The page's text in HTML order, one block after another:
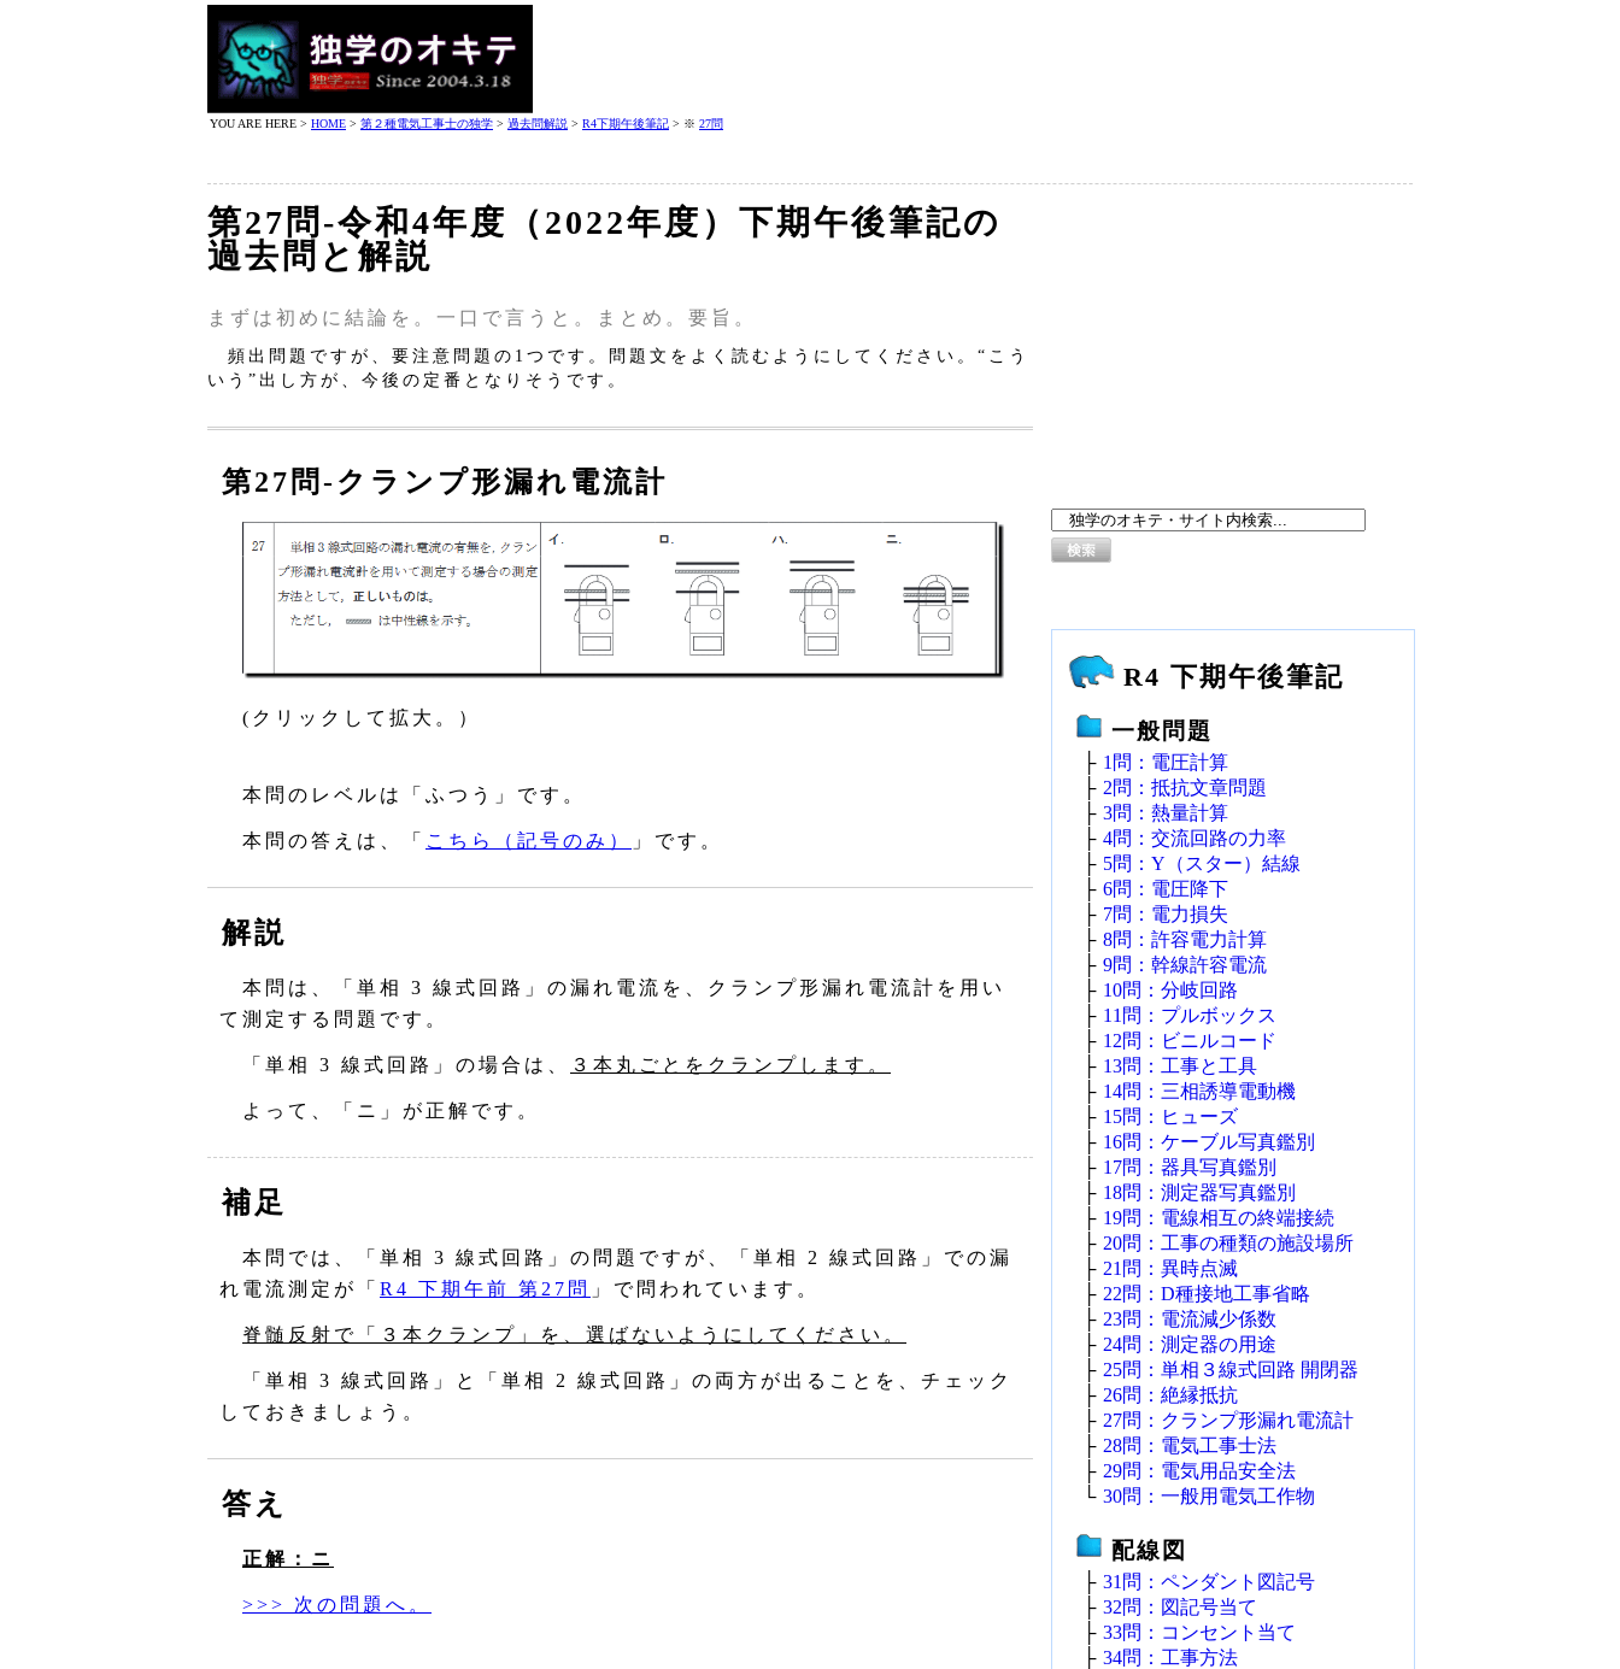
YOU ARE HERE > HOME > 第２種電気工事士の独学 > 過去問解説 > R4下期午後筆記 > ※ 27問
第27問‐令和4年度（2022年度）下期午後筆記の
過去問と解説
まずは初めに結論を。一口で言うと。まとめ。要旨。
頻出問題ですが、要注意問題の1つです。問題文をよく読むようにしてください。“こう
いう”出し方が、今後の定番となりそうです。
第27問‐クランプ形漏れ電流計
(クリックして拡大。）
本問のレベルは「ふつう」です。
本問の答えは、「 こちら（記号のみ） 」です。
解説
本問は、「単相 3 線式回路」の漏れ電流を、クランプ形漏れ電流計を用い
て測定する問題です。
「単相 3 線式回路」の場合は、 ３本丸ごとをクランプします。
よって、「ニ」が正解です。
補足
本問では、「単相 3 線式回路」の問題ですが、「単相 2 線式回路」での漏
れ電流測定が「 R4 下期午前 第27問 」で問われています。
脊髄反射で「３本クランプ」を、選ばないようにしてください。
「単相 3 線式回路」と「単相 2 線式回路」の両方が出ることを、チェック
しておきましょう。
答え
正解：ニ
>>> 次の問題へ。
R4 下期午後筆記
一般問題
├ 1問：電圧計算
├ 2問：抵抗文章問題
├ 3問：熱量計算
├ 4問：交流回路の力率
├ 5問：Y（スター）結線
├ 6問：電圧降下
├ 7問：電力損失
├ 8問：許容電力計算
├ 9問：幹線許容電流
├ 10問：分岐回路
├ 11問：プルボックス
├ 12問：ビニルコード
├ 13問：工事と工具
├ 14問：三相誘導電動機
├ 15問：ヒューズ
├ 16問：ケーブル写真鑑別
├ 17問：器具写真鑑別
├ 18問：測定器写真鑑別
├ 19問：電線相互の終端接続
├ 20問：工事の種類の施設場所
├ 21問：異時点滅
├ 22問：D種接地工事省略
├ 23問：電流減少係数
├ 24問：測定器の用途
├ 25問：単相３線式回路 開閉器
├ 26問：絶縁抵抗
├ 27問：クランプ形漏れ電流計
├ 28問：電気工事士法
├ 29問：電気用品安全法
└ 30問：一般用電気工作物
配線図
├ 31問：ペンダント図記号
├ 32問：図記号当て
├ 33問：コンセント当て
├ 34問：工事方法